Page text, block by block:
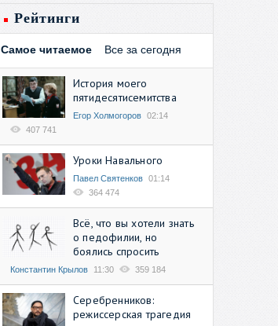
Рейтинги
Самое читаемое Все за сегодня
История моего
пятидесятисемитства
Егор Холмогоров 02:14
407 741
Уроки Навального
Павел Святенков 01:14
364 474
Всё, что вы хотели знать
о педофилии, но
боялись спросить
Константин Крылов 11:30 359 184
Серебренников:
режиссерская трагедия